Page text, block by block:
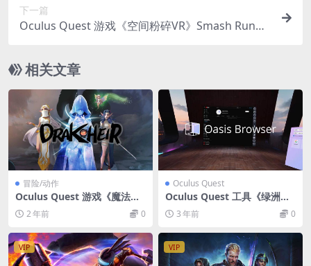
下一篇
Oculus Quest 游戏《空间粉碎VR》Smash Runne
相关文章
冒险/动作
Oculus Quest 游戏《魔法女
王》Drakheir VR
2 年前 0
Oculus Quest
Oculus Quest 工具《绿洲浏
览器 VR》Oasis Browser VR
3 年前 0
VIP VIP